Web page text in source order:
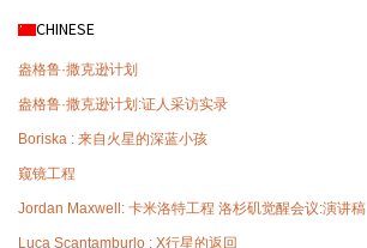
CHINESE
盎格鲁·撒克逊计划
盎格鲁·撒克逊计划:证人采访实录
Boriska : 来自火星的深蓝小孩
窥镜工程
Jordan Maxwell: 卡米洛特工程 洛杉矶觉醒会议:演讲稿
Luca Scantamburlo : X行星的返回